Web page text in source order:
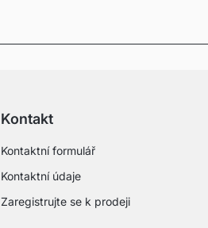
Kontakt
Kontaktní formulář
Kontaktní údaje
Zaregistrujte se k prodeji